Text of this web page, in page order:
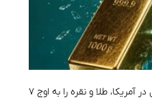
گزارش ضعیف اشتغال در آمریکا، طلا و نقره را به اوج ۷